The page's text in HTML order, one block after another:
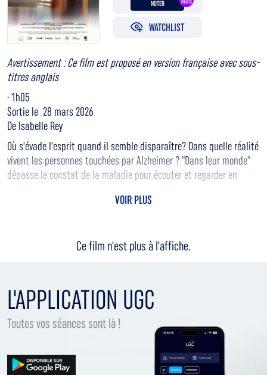
POINTS
NOTER
WATCHLIST
Avertissement : Ce film est proposé en version française avec sous-
titres anglais
· 1h05
Sortie le 28 mars 2026
De Isabelle Rey
Où s'évade l'esprit quand il semble disparaître? Dans quelle réalité
vivent les personnes touchées par Alzheimer ? "Dans leur monde"
dépasse le constat de la maladie pour écouter et regarder en
VOIR PLUS
Ce film n'est plus à l'affiche.
L'APPLICATION UGC
Toutes vos séances sont là !